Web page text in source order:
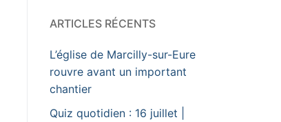
ARTICLES RÉCENTS
L’église de Marcilly-sur-Eure
rouvre avant un important
chantier
Quiz quotidien : 16 juillet |